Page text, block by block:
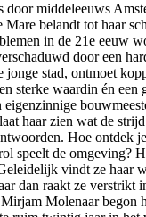
door middeleeuws
Mare belandt tot haar
in de 21e eeuw
door een
jonge stad, ontmoet
sterke waardin én een
haar zien wat de
Hoe ontdek
speelt de omgeving?
vindt ze haar
dan raakt ze verstrikt
Molenaar begon